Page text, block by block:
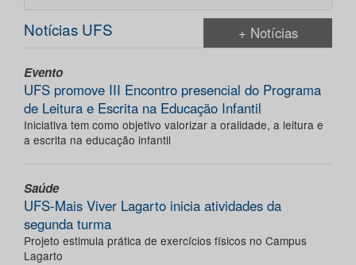
Notícias UFS + Notícias
Evento
UFS promove III Encontro presencial do Programa
de Leitura e Escrita na Educação Infantil
Iniciativa tem como objetivo valorizar a oralidade, a leitura e
a escrita na educação infantil
Saúde
UFS-Mais Viver Lagarto inicia atividades da
segunda turma
Projeto estimula prática de exercícios físicos no Campus
Lagarto